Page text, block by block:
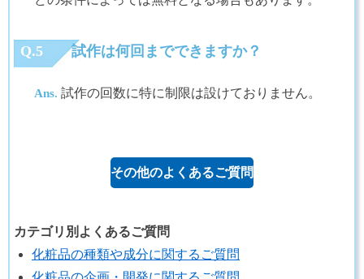
Q.5 試作は何回までできますか？
Ans. 試作の回数に特に制限は設けておりません。
その他のよくあるご質問
カテゴリ別よくあるご質問
化粧品の種類や成分に関するご質問